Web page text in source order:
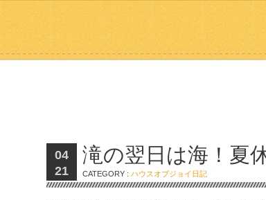
04
21
滝の翌日は海！夏
CATEGORY :ハウスオブジョイ日記